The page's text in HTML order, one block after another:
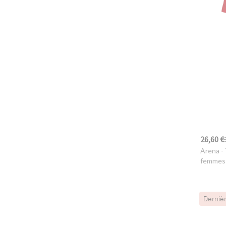
26,60 €
Arena -
femmes